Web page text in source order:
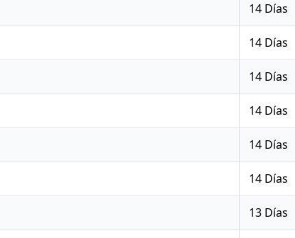
14 Días
14 Días
14 Días
14 Días
14 Días
14 Días
13 Días